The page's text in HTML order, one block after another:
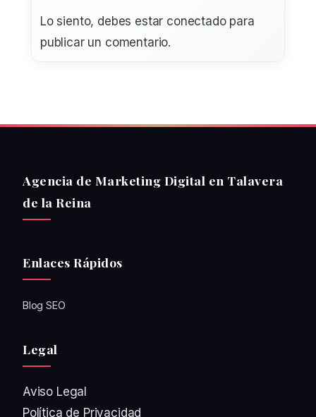
Lo siento, debes estar conectadopara
publicar un comentario.
Agencia de Marketing Digital en Talavera
de la Reina
Enlaces Rápidos
Blog SEO
Legal
Aviso Legal
Política de Privacidad